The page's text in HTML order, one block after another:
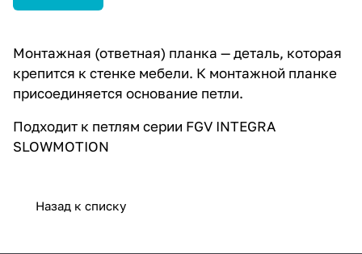
Монтажная (ответная) планка — деталь, которая
крепится к стенке мебели. К монтажной планке
присоединяется основание петли.
Подходит к петлям серии FGV INTEGRA
SLOWMOTION
Назад к списку